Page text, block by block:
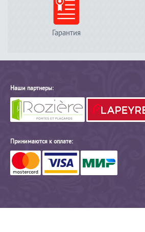
Гарантия
Наши партнеры:
Принимаются к оплате: